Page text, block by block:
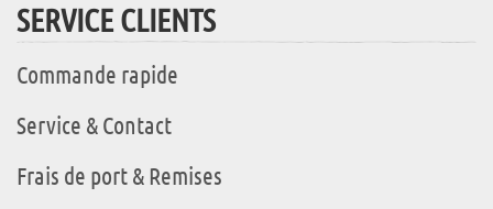
SERVICE CLIENTS
Commande rapide
Service & Contact
Frais de port & Remises